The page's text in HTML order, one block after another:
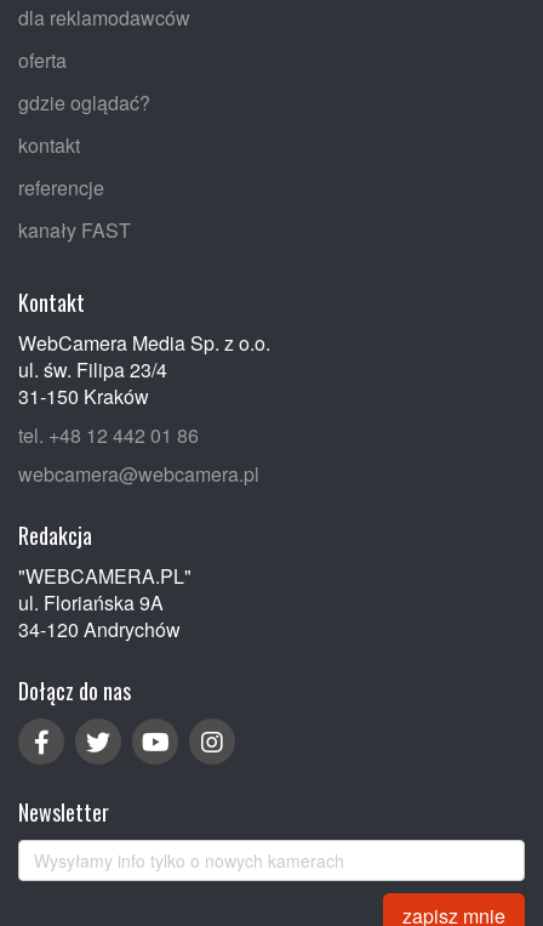
dla reklamodawców
oferta
gdzie oglądać?
kontakt
referencje
kanały FAST
Kontakt
WebCamera Media Sp. z o.o.
ul. św. Filipa 23/4
31-150 Kraków
tel. +48 12 442 01 86
webcamera@webcamera.pl
Redakcja
"WEBCAMERA.PL"
ul. Floriańska 9A
34-120 Andrychów
Dołącz do nas
Newsletter
zapisz mnie